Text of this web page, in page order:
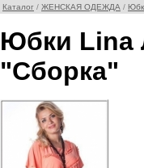
Каталог / ЖЕНСКАЯ ОДЕЖДА /
Юбки Lina
"Сборка"